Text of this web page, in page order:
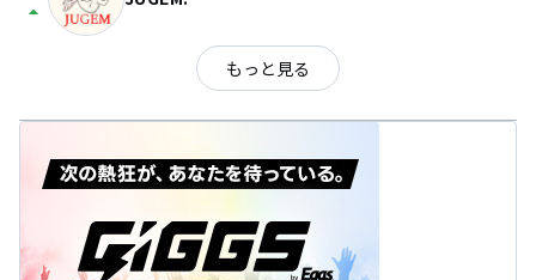
arrow_drop_up
もっと見る